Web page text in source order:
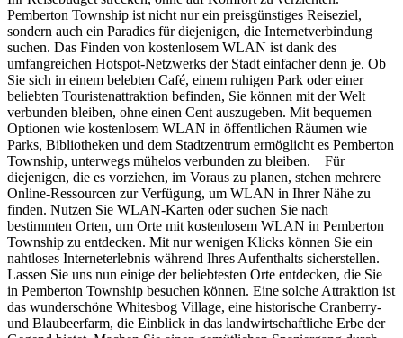
Pemberton Township ist nicht nur ein preisgünstiges Reiseziel,
sondern auch ein Paradies für diejenigen, die Internetverbindung
suchen. Das Finden von kostenlosem WLAN ist dank des
umfangreichen Hotspot-Netzwerks der Stadt einfacher denn je. Ob
Sie sich in einem belebten Café, einem ruhigen Park oder einer
beliebten Touristenattraktion befinden, Sie können mit der Welt
verbunden bleiben, ohne einen Cent auszugeben. Mit bequemen
Optionen wie kostenlosem WLAN in öffentlichen Räumen wie
Parks, Bibliotheken und dem Stadtzentrum ermöglicht es Pemberton
Township, unterwegs mühelos verbunden zu bleiben. Für
diejenigen, die es vorziehen, im Voraus zu planen, stehen mehrere
Online-Ressourcen zur Verfügung, um WLAN in Ihrer Nähe zu
finden. Nutzen Sie WLAN-Karten oder suchen Sie nach
bestimmten Orten, um Orte mit kostenlosem WLAN in Pemberton
Township zu entdecken. Mit nur wenigen Klicks können Sie ein
nahtloses Interneterlebnis während Ihres Aufenthalts sicherstellen.
Lassen Sie uns nun einige der beliebtesten Orte entdecken, die Sie
in Pemberton Township besuchen können. Eine solche Attraktion ist
das wunderschöne Whitesbog Village, eine historische Cranberry-
und Blaubeerfarm, die Einblick in das landwirtschaftliche Erbe der